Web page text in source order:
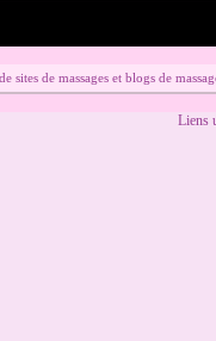
sites de massages et blogs de
Liens